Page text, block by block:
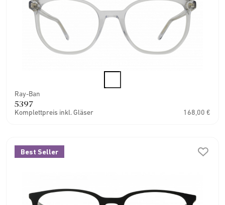
Ray-Ban
5397
Komplettpreis inkl. Gläser 168,00 €
Best Seller